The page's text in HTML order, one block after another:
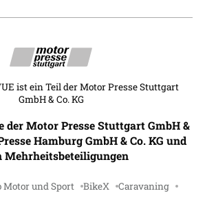
ist ein Teil der Motor Presse Stuttgart
GmbH & Co. KG
der Motor Presse Stuttgart GmbH &
Hamburg GmbH & Co. KG und
Mehrheitsbeteiligungen
Motor und Sport BikeX Caravaning